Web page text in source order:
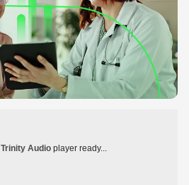
Trinity Audio player ready...